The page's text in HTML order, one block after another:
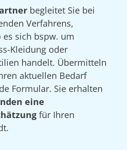
begleitet Sie bei
Verfahrens,
sich bspw. um
Kleidung oder
handelt. Übermitteln
aktuellen Bedarf
Formular. Sie erhalten
eine
für Ihren